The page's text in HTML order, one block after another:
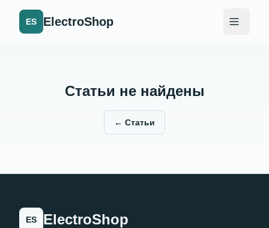
ES ElectroShop
Статьи не найдены
← Статьи
ES ElectroShop